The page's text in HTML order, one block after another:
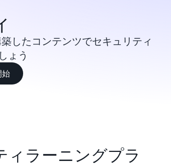
したコンテンツでセキュリティ
ょう
始
ィラーニングプラ